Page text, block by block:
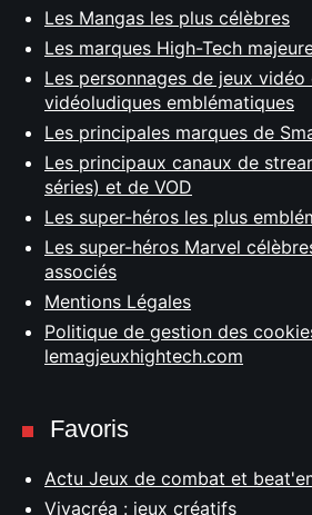
Les Mangas les plus célèbres
Les marques High-Tech
Les personnages de jeux
vidéoludiques emblématiques
Les principales marques de
Les principaux canaux de
séries) et de VOD
Les super-héros les plus
Les super-héros Marvel
associés
Mentions Légales
Politique de gestion des
lemagjeuxhightech.com
Favoris
Actu Jeux de combat et
Vivacréa : jeux créatifs